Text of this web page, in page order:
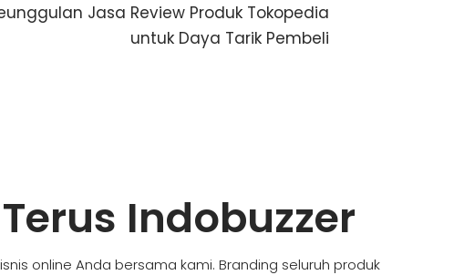
Jasa Review Produk Tokopedia
untuk Daya Tarik Pembeli
Indobuzzer
online Anda bersama kami. Branding seluruh produk